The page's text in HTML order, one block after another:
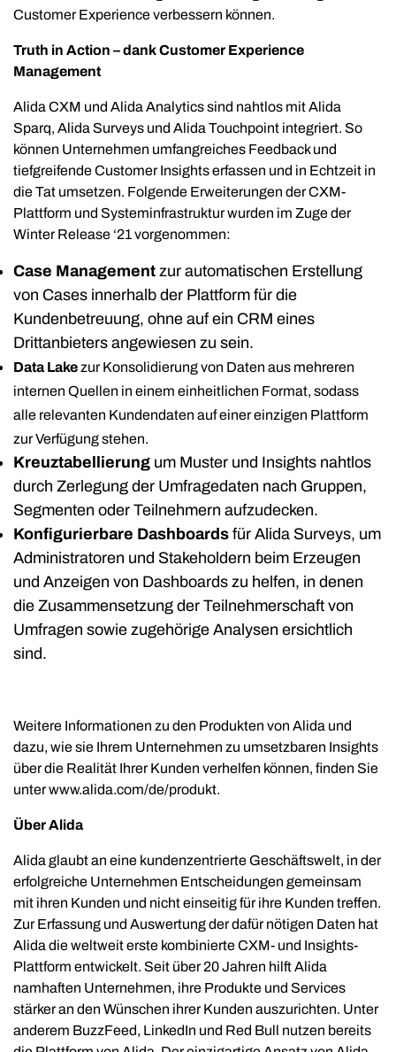
Customer Experience verbessern können.
Truth in Action – dank Customer Experience
Management
Alida CXM und Alida Analytics sind nahtlos mit Alida
Sparq, Alida Surveys und Alida Touchpoint integriert. So
können Unternehmen umfangreiches Feedback und
tiefgreifende Customer Insights erfassen und in Echtzeit in
die Tat umsetzen. Folgende Erweiterungen der CXM-
Plattform und Systeminfrastruktur wurden im Zuge der
Winter Release ‘21 vorgenommen:
Case Management zur automatischen Erstellung
von Cases innerhalb der Plattform für die
Kundenbetreuung, ohne auf ein CRM eines
Drittanbieters angewiesen zu sein.
Data Lakezur Konsolidierung von Daten aus mehreren
internen Quellen in einem einheitlichen Format, sodass
alle relevanten Kundendaten auf einer einzigen Plattform
zur Verfügung stehen.
Kreuztabellierung um Muster und Insights nahtlos
durch Zerlegung der Umfragedaten nach Gruppen,
Segmenten oder Teilnehmern aufzudecken.
Konfigurierbare Dashboards für Alida Surveys, um
Administratoren und Stakeholdern beim Erzeugen
und Anzeigen von Dashboards zu helfen, in denen
die Zusammensetzung der Teilnehmerschaft von
Umfragen sowie zugehörige Analysen ersichtlich
sind.
Weitere Informationen zu den Produkten von Alida und
dazu, wie sie Ihrem Unternehmen zu umsetzbaren Insights
über die Realität Ihrer Kunden verhelfen können, finden Sie
unter www.alida.com/de/produkt.
Über Alida
Alida glaubt an eine kundenzentrierte Geschäftswelt, in der
erfolgreiche Unternehmen Entscheidungen gemeinsam
mit ihren Kunden und nicht einseitig für ihre Kunden treffen.
Zur Erfassung und Auswertung der dafür nötigen Daten hat
Alida die weltweit erste kombinierte CXM- und Insights-
Plattform entwickelt. Seit über 20 Jahren hilft Alida
namhaften Unternehmen, ihre Produkte und Services
stärker an den Wünschen ihrer Kunden auszurichten. Unter
anderem BuzzFeed, LinkedIn und Red Bull nutzen bereits